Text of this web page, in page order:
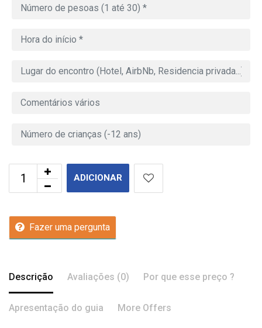
ADICIONAR
Fazer uma pergunta
Descrição Avaliações (0) Por que esse preço ?
Apresentação do guia More Offers